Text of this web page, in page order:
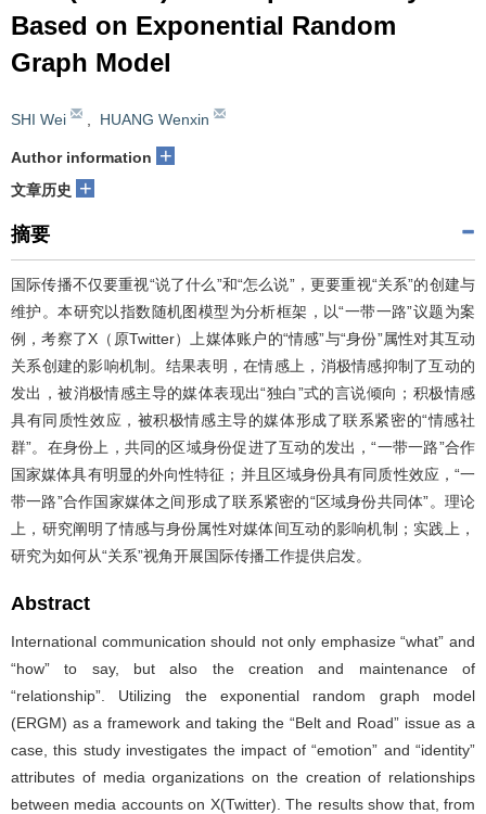
Based on Exponential Random
Graph Model
SHI Wei HUANG Wenxin
Author information +
文章历史 +
摘要
国际传播不仅要重视“说了什么”和“怎么说”，更要重视“关系”的创建与
维护。本研究以指数随机图模型为分析框架，以“一带一路”议题为案
例，考察了X（原Twitter）上媒体账户的“情感”与“身份”属性对其互动
关系创建的影响机制。结果表明，在情感上，消极情感抑制了互动的
发出，被消极情感主导的媒体表现出“独白”式的言说倾向；积极情感
具有同质性效应，被积极情感主导的媒体形成了联系紧密的“情感社
群”。在身份上，共同的区域身份促进了互动的发出，“一带一路”合作
国家媒体具有明显的外向性特征；并且区域身份具有同质性效应，“一
带一路”合作国家媒体之间形成了联系紧密的“区域身份共同体”。理论
上，研究阐明了情感与身份属性对媒体间互动的影响机制；实践上，
研究为如何从“关系”视角开展国际传播工作提供启发。
Abstract
International communication should not only emphasize “what” and
“how” to say, but also the creation and maintenance of
“relationship”. Utilizing the exponential random graph model
(ERGM) as a framework and taking the “Belt and Road” issue as a
case, this study investigates the impact of “emotion” and “identity”
attributes of media organizations on the creation of relationships
between media accounts on X(Twitter). The results show that, from